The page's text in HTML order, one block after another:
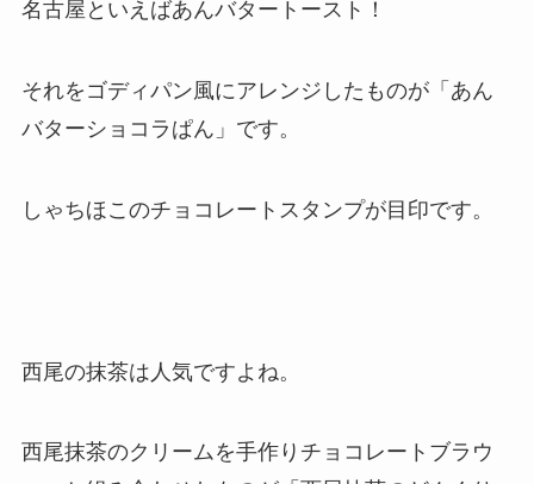
名古屋といえばあんバタートースト！
それをゴディパン風にアレンジしたものが「あん
バターショコラぱん」です。
しゃちほこのチョコレートスタンプが目印です。
西尾の抹茶は人気ですよね。
西尾抹茶のクリームを手作りチョコレートブラウ